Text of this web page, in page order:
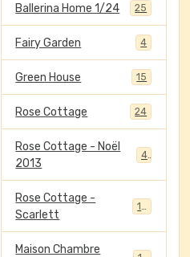
Ballerina Home 1/24 25
Fairy Garden 4
Green House 15
Rose Cottage 24
Rose Cottage - Noël
2013
4
Rose Cottage -
Scarlett
Maison Chambre